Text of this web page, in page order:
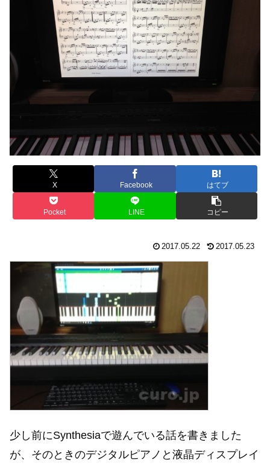
X Facebook はてブ
Pocket LINE コピー
2017.05.22 2017.05.23
少し前にSynthesiaで遊んでいる話を書きました
が、そのときのデジタルピアノと液晶ディスプレイ